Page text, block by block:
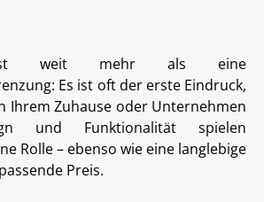
weit mehr als eine
Es ist oft der erste Eindruck,
Ihrem Zuhause oder Unternehmen
und Funktionalität spielen
Rolle – ebenso wie eine langlebige
Preis.